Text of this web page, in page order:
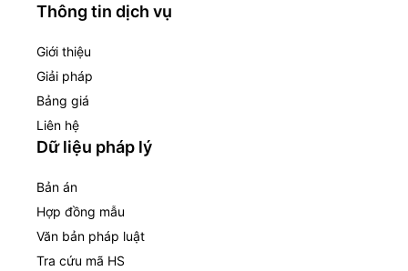
Thông tin dịch vụ
Giới thiệu
Giải pháp
Bảng giá
Liên hệ
Dữ liệu pháp lý
Bản án
Hợp đồng mẫu
Văn bản pháp luật
Tra cứu mã HS